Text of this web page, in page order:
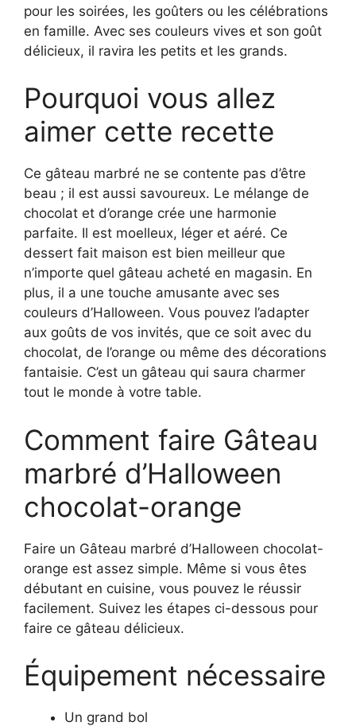
pour les soirées, les goûters ou les célébrations
en famille. Avec ses couleurs vives et son goût
délicieux, il ravira les petits et les grands.
Pourquoi vous allez
aimer cette recette
Ce gâteau marbré ne se contente pas d’être
beau ; il est aussi savoureux. Le mélange de
chocolat et d’orange crée une harmonie
parfaite. Il est moelleux, léger et aéré. Ce
dessert fait maison est bien meilleur que
n’importe quel gâteau acheté en magasin. En
plus, il a une touche amusante avec ses
couleurs d’Halloween. Vous pouvez l’adapter
aux goûts de vos invités, que ce soit avec du
chocolat, de l’orange ou même des décorations
fantaisie. C’est un gâteau qui saura charmer
tout le monde à votre table.
Comment faire Gâteau
marbré d’Halloween
chocolat-orange
Faire un Gâteau marbré d’Halloween chocolat-
orange est assez simple. Même si vous êtes
débutant en cuisine, vous pouvez le réussir
facilement. Suivez les étapes ci-dessous pour
faire ce gâteau délicieux.
Équipement nécessaire
Un grand bol